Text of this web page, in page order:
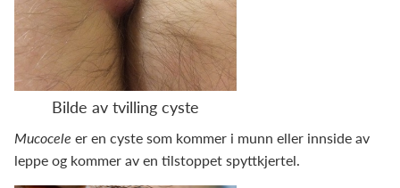
Bilde av tvilling cyste
Mucocele er en cyste som kommer i munn eller innside av
leppe og kommer av en tilstoppet spyttkjertel.